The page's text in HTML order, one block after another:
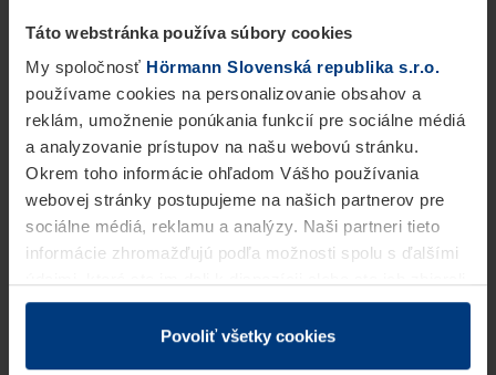
Táto webstránka používa súbory cookies
My spoločnosť Hörmann Slovenská republika s.r.o.
používame cookies na personalizovanie obsahov a
reklám, umožnenie ponúkania funkcií pre sociálne médiá
a analyzovanie prístupov na našu webovú stránku.
Okrem toho informácie ohľadom Vášho používania
webovej stránky postupujeme na našich partnerov pre
sociálne médiá, reklamu a analýzy. Naši partneri tieto
informácie zhromažďujú podľa možnosti spolu s ďalšími
v rámci Vášho využívania služieb.
Z právneho hľadiska môžeme cookies ukladať na Vašom
Povoliť všetky cookies